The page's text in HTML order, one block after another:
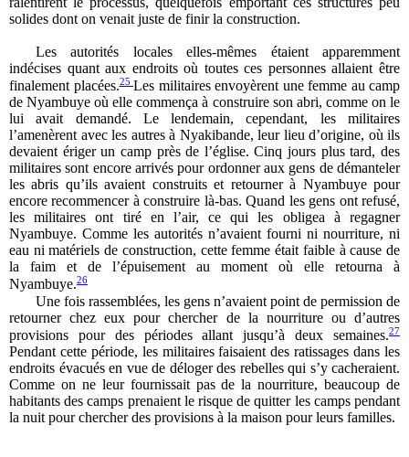
solides dont on venait juste de finir la construction.
Les autorités locales elles-mêmes étaient apparemment
indécises quant aux endroits où toutes ces personnes allaient être
finalement placées.25 Les militaires envoyèrent une femme au camp
de Nyambuye où elle commença à construire son abri, comme on le
lui avait demandé. Le lendemain, cependant, les militaires
l’amenèrent avec les autres à Nyakibande, leur lieu d’origine, où ils
devaient ériger un camp près de l’église. Cinq jours plus tard, des
militaires sont encore arrivés pour ordonner aux gens de démanteler
les abris qu’ils avaient construits et retourner à Nyambuye pour
encore recommencer à construire là-bas. Quand les gens ont refusé,
les militaires ont tiré en l’air, ce qui les obligea à regagner
Nyambuye. Comme les autorités n’avaient fourni ni nourriture, ni
eau ni matériels de construction, cette femme était faible à cause de
la faim et de l’épuisement au moment où elle retourna à
Nyambuye.26
Une fois rassemblées, les gens n’avaient point de permission de
retourner chez eux pour chercher de la nourriture ou d’autres
provisions pour des périodes allant jusqu’à deux semaines.27
Pendant cette période, les militaires faisaient des ratissages dans les
endroits évacués en vue de déloger des rebelles qui s’y cacheraient.
Comme on ne leur fournissait pas de la nourriture, beaucoup de
habitants des camps prenaient le risque de quitter les camps pendant
la nuit pour chercher des provisions à la maison pour leurs familles.